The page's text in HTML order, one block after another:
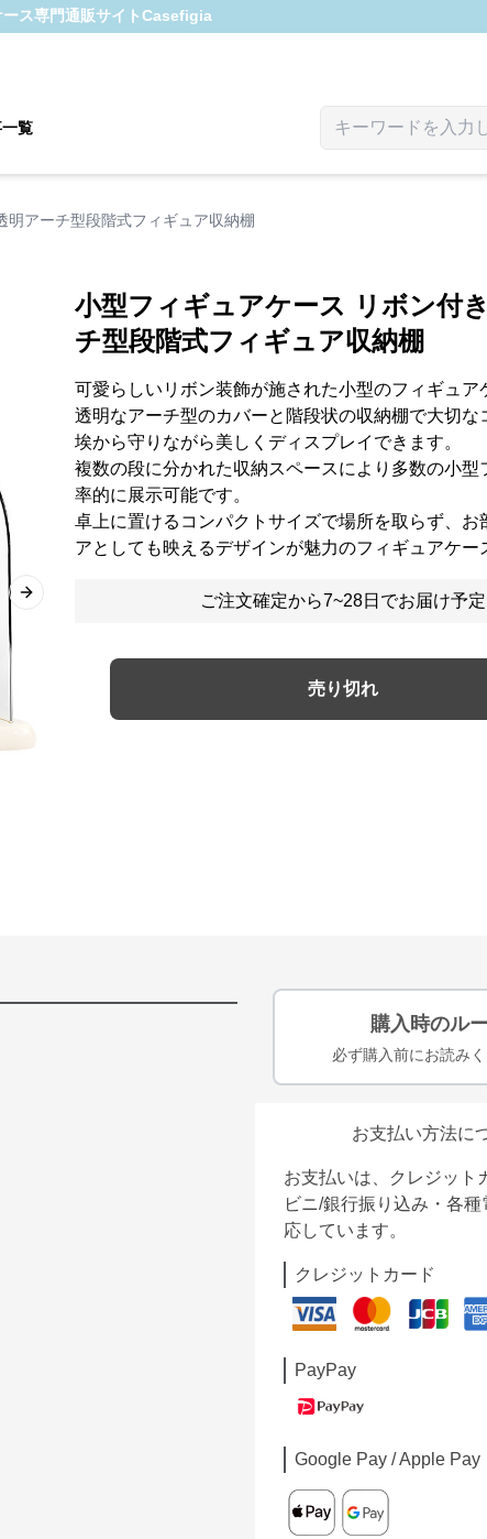
ス専門通販サイトCasefigia
覧
アーチ型段階式フィギュア収納棚
Next slide
小型フィギュアケース リボン付
チ型段階式フィギュア収納棚
可愛らしいリボン装飾が施された小型のフィギュア
透明なアーチ型のカバーと階段状の収納棚で大切な
埃から守りながら美しくディスプレイできます。
複数の段に分かれた収納スペースにより多数の小型
率的に展示可能です。
卓上に置けるコンパクトサイズで場所を取らず、お
アとしても映えるデザインが魅力のフィギュアケー
ご注文確定から7~28日でお届け予定
売り切れ
購入時のル
必ず購入前にお読みく
お支払い方法に
お支払いは、クレジット
ビニ/銀行振り込み・各
応しています。
クレジットカード
PayPay
Google Pay / Apple Pay